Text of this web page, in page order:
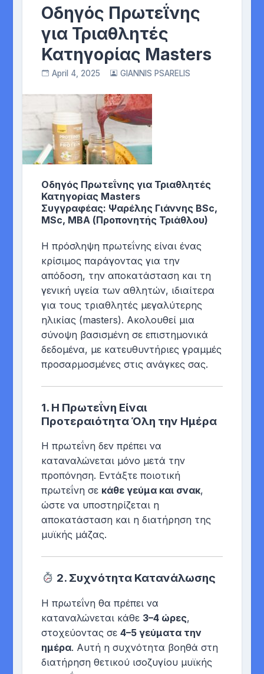
Οδηγός Πρωτεΐνης
για Τριαθλητές
Κατηγορίας Masters
April 4, 2025 GIANNIS PSARELIS
Οδηγός Πρωτεΐνης για Τριαθλητές
Κατηγορίας Masters
Συγγραφέας: Ψαρέλης Γιάννης BSc,
MSc, MBA (Προπονητής Τριάθλου)
Η πρόσληψη πρωτεΐνης είναι ένας
κρίσιμος παράγοντας για την
απόδοση, την αποκατάσταση και τη
γενική υγεία των αθλητών, ιδιαίτερα
για τους τριαθλητές μεγαλύτερης
ηλικίας (masters). Ακολουθεί μια
σύνοψη βασισμένη σε επιστημονικά
δεδομένα, με κατευθυντήριες γραμμές
προσαρμοσμένες στις ανάγκες σας.
1. Η Πρωτεΐνη Είναι
Προτεραιότητα Όλη την Ημέρα
Η πρωτεΐνη δεν πρέπει να
καταναλώνεται μόνο μετά την
προπόνηση. Εντάξτε ποιοτική
πρωτεΐνη σε κάθε γεύμα και σνακ,
ώστε να υποστηρίζεται η
αποκατάσταση και η διατήρηση της
μυϊκής μάζας.
2. Συχνότητα Κατανάλωσης
Η πρωτεΐνη θα πρέπει να
καταναλώνεται κάθε 3–4 ώρες,
στοχεύοντας σε4–5 γεύματα την
ημέρα. Αυτή η συχνότητα βοηθά στη
διατήρηση θετικού ισοζυγίου μυϊκής